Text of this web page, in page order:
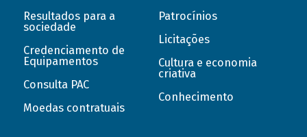
Resultados para a
sociedade
Credenciamento de
Equipamentos
Consulta PAC
Moedas contratuais
Patrocínios
Licitações
Cultura e economia
criativa
Conhecimento